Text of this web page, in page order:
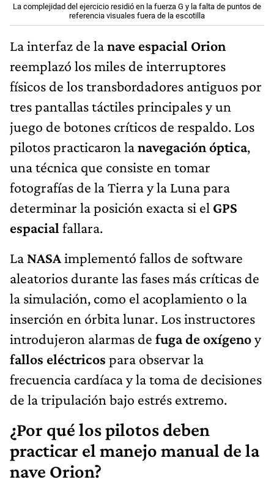
La complejidad del ejercicio residió en la fuerza G y la falta de puntos de
referencia visuales fuera de la escotilla
La interfaz de lanave espacial Orion
reemplazó los miles de interruptores
físicos de los transbordadores antiguos por
tres pantallas táctiles principales y un
juego de botones críticos de respaldo. Los
pilotos practicaron lanavegación óptica,
una técnica que consiste en tomar
fotografías de la Tierra y la Luna para
determinar la posición exacta si el GPS
espacial fallara.
La NASAimplementó fallos de software
aleatorios durante las fases más críticas de
la simulación, como el acoplamiento o la
inserción en órbita lunar. Los instructores
introdujeron alarmas de fuga de oxígenoy
fallos eléctricos para observar la
frecuencia cardíaca y la toma de decisiones
de la tripulación bajo estrés extremo.
¿Por qué los pilotos deben
practicar el manejo manual de la
nave Orion?